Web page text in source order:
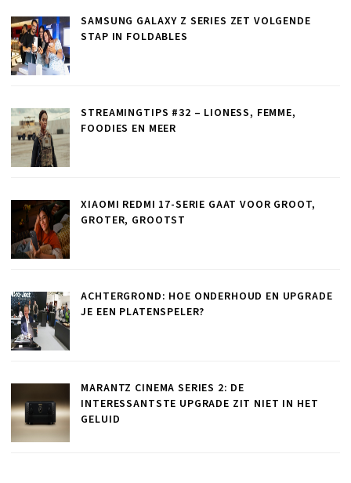
SAMSUNG GALAXY Z SERIES ZET VOLGENDE
STAP IN FOLDABLES
STREAMINGTIPS #32 – LIONESS, FEMME,
FOODIES EN MEER
XIAOMI REDMI 17-SERIE GAAT VOOR GROOT,
GROTER, GROOTST
ACHTERGROND: HOE ONDERHOUD EN UPGRADE
JE EEN PLATENSPELER?
MARANTZ CINEMA SERIES 2: DE
INTERESSANTSTE UPGRADE ZIT NIET IN HET
GELUID